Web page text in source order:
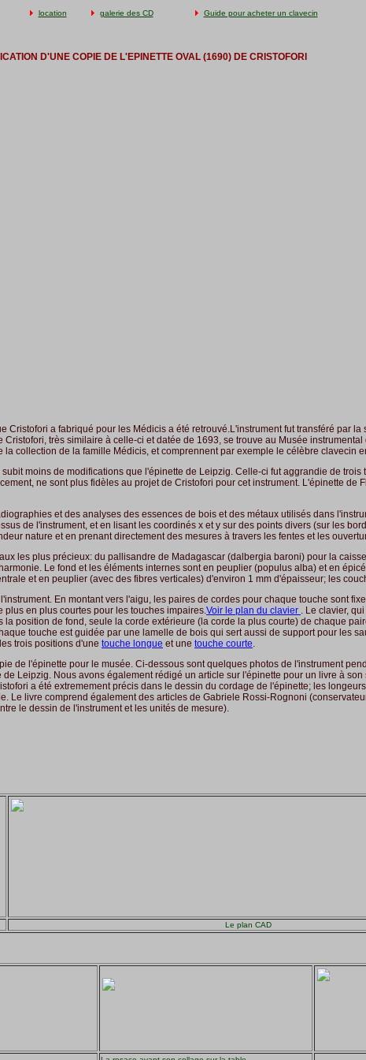
location galerie des CD Guide pour acheter un clavecin
D'UNE COPIE DE L'EPINETTE OVAL (1690) DE CRISTOFORI
a fabriqué pour les Médicis a été retrouvé.L'instrument fut transféré par
très similaire à celle-ci et datée de 1693, se trouve au Musée
collection de la famille Médicis, et comprennent par exemple le célèbre clavecin
moins de modifications que l'épinette de Leipzig. Celle-ci fut aggrandie de
ne sont plus fidèles au projet de Cristofori pour cet instrument. L'épinette de
et des analyses des essences de bois et des métaux utilisés dans
de l'instrument, et en lisant les coordinés x et y sur des points divers (sur les
nature et en prenant directement des mesures à travers les fentes et les
les plus précieux: du pallisandre de Madagascar (dalbergia baroni) pour la
Le fond et les éléments internes sont en peuplier (populus alba) et en
et en peuplier (avec des fibres verticales) d'environ 1 mm d'épaisseur; les
En montant vers l'aigu, les paires de cordes pour chaque touche sont
en plus courtes pour les touches impaires.Voir le plan du clavier . Le clavier,
position de fond, seule la corde extérieure (la corde la plus courte) de chaque
touche est guidée par une lamelle de bois qui sert aussi de support pour les
trois positions d'une touche longue et une touche courte.
de l'épinette pour le musée. Ci-dessous sont quelques photos de l'instrument
Leipzig. Nous avons également rédigé un article sur l'épinette pour un livre à
a été extremement précis dans le dessin du cordage de l'épinette; les
Le livre comprend également des articles de Gabriele Rossi-Rognoni
le dessin de l'instrument et les unités de mesure).
Le plan CAD